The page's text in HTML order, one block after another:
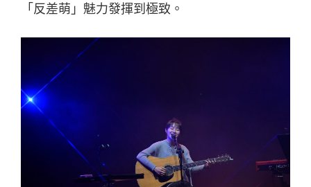
「反差萌」魅力發揮到極致。